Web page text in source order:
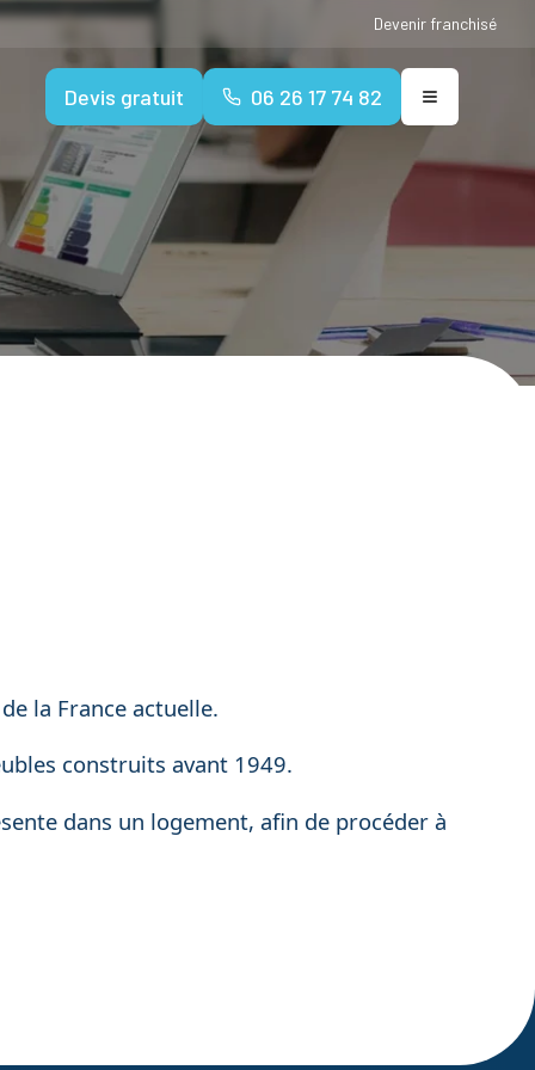
Devenir franchisé
Devis gratuit 06 26 17 74 82
la France actuelle.
construits avant 1949.
dans un logement, afin de procéder à